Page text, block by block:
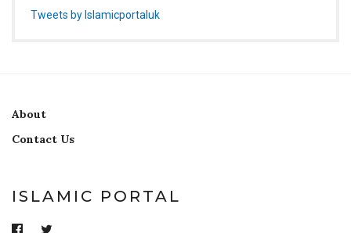
Tweets by Islamicportaluk
About
Contact Us
ISLAMIC PORTAL